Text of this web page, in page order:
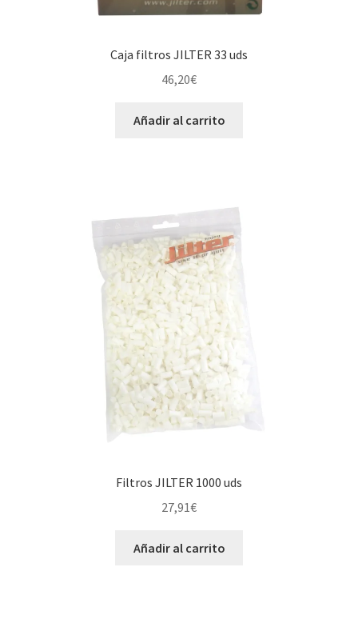
Caja filtros JILTER 33 uds
46,20€
Añadir al carrito
Filtros JILTER 1000 uds
27,91€
Añadir al carrito